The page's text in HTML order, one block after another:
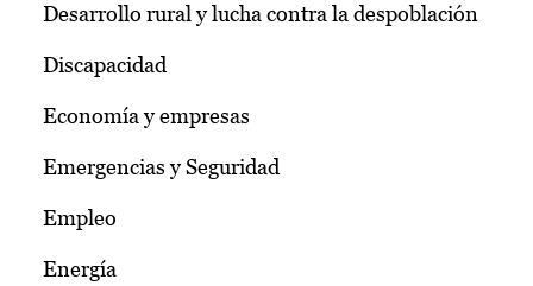
Desarrollo rural y lucha contra la despoblación
Discapacidad
Economía y empresas
Emergencias y Seguridad
Empleo
Energía